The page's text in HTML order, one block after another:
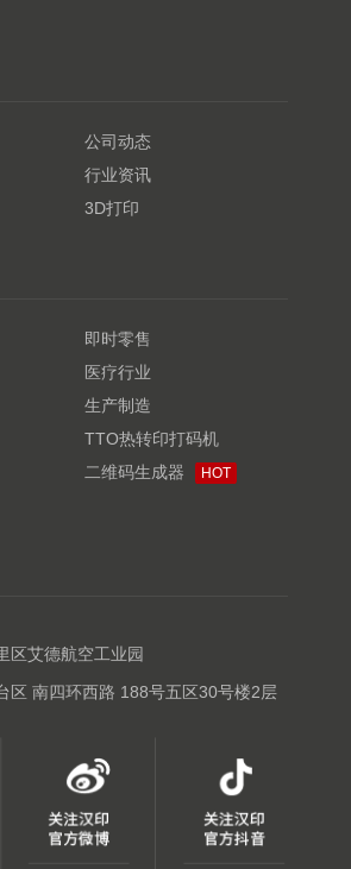
公司动态
行业资讯
3D打印
即时零售
医疗行业
生产制造
TTO热转印打码机
二维码生成器 HOT
区艾德航空工业园
区 南四环西路 188号五区30号楼2层